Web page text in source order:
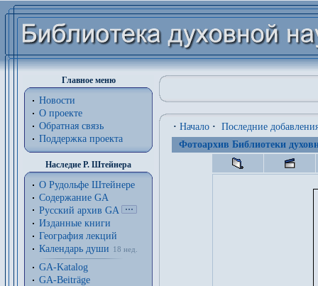
Главное меню
Новости
О проекте
Обратная связь
Поддержка проекта
Наследие Р. Штейнера
О Рудольфе Штейнере
Содержание GA
Русский архив GA
Изданные книги
География лекций
Календарь души
18 нед.
GA-Katalog
GA-Beiträge
· Начало · Последние
Фотоархив Библиотеки